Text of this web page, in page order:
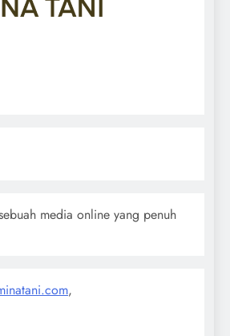
media online yang penuh
,